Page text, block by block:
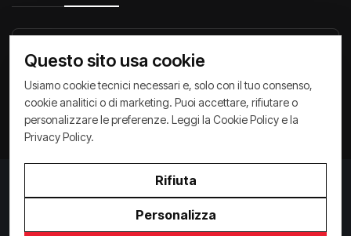
Raccontiamo di Noi Comunicati
Privacy Policy Cookie Policy Archivio News
Privacy Policy/Cookie Policy
Copyright ©2026ValdinievoleSport.it - powered by
Paralleloweb
Questo sito usa cookie
Usiamo cookie tecnici necessari e, solo con il tuo consenso,
cookie analitici o di marketing. Puoi accettare, rifiutare o
personalizzare le preferenze. Leggi la Cookie Policy e la
Privacy Policy.
Rifiuta
Personalizza